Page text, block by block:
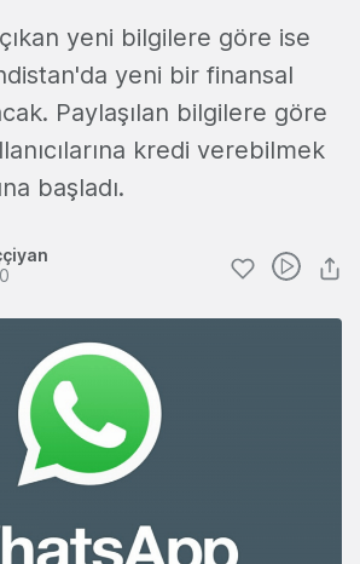
yeni bilgilere göre ise
yeni bir finansal
Paylaşılan bilgilere göre
kredi verebilmek
başladı.